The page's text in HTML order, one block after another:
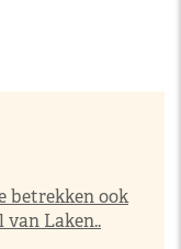
betrekken ook
Laken..